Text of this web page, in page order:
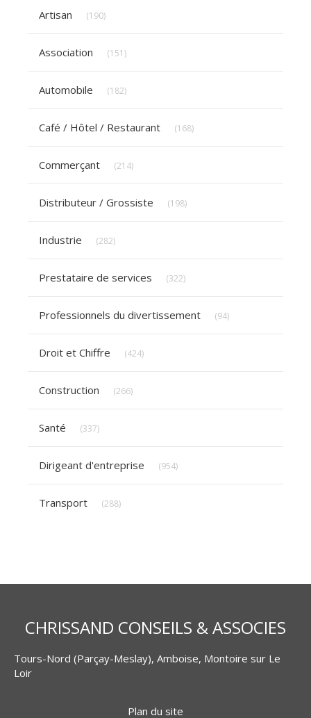
Artisan (190)
Association (151)
Automobile (182)
Café / Hôtel / Restaurant (168)
Commerçant (214)
Distributeur / Grossiste (198)
Industrie (282)
Prestataire de services (322)
Professionnels du divertissement (94)
Droit et Chiffre (424)
Construction (266)
Santé (337)
Dirigeant d'entreprise (954)
Transport (288)
CHRISSAND CONSEILS & ASSOCIES
Tours-Nord (Parçay-Meslay), Amboise, Montoire sur Le
Loir
Plan du site